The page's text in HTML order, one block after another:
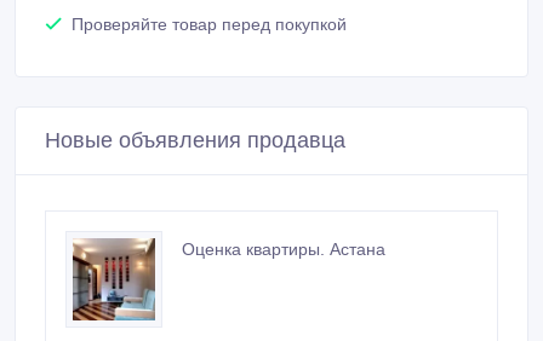
Проверяйте товар перед покупкой
Новые объявления продавца
Оценка квартиры. Астана